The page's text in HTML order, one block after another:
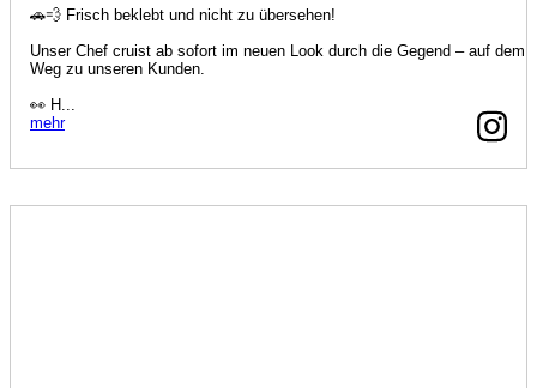
🚗💨 Frisch beklebt und nicht zu übersehen!
Unser Chef cruist ab sofort im neuen Look durch die Gegend – auf dem
Weg zu unseren Kunden.
👀 H...
mehr